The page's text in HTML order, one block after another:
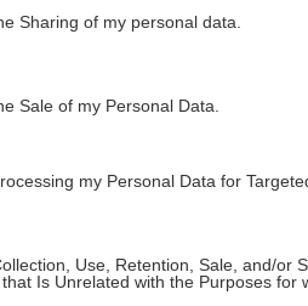
Sharing of my personal data.
Sale of my Personal Data.
my Personal Data for
Use, Retention, Sale, and/or
Is Unrelated with the Purposes for